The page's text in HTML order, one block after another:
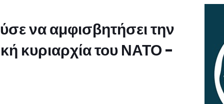
να αμφισβητήσει την
κυριαρχία του ΝΑΤΟ -